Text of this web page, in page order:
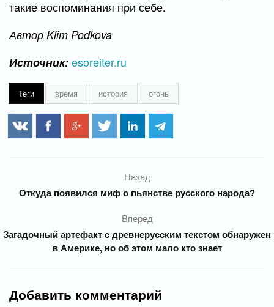
такие воспоминания при себе.
Автор Klim Podkova
Источник:esoreiter.ru
Теги время история огонь
Назад
Откуда появился миф о пьянстве русского народа?
Вперед
Загадочный артефакт с древнерусским текстом обнаружен
в Америке, но об этом мало кто знает
Добавить комментарий